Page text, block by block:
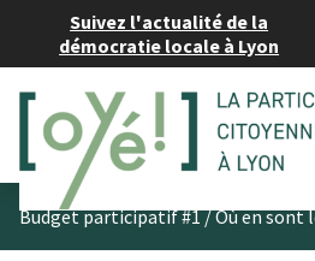
Suivez l'actualité de la
démocratie locale à Lyon
Budget participatif #1/Où en sont